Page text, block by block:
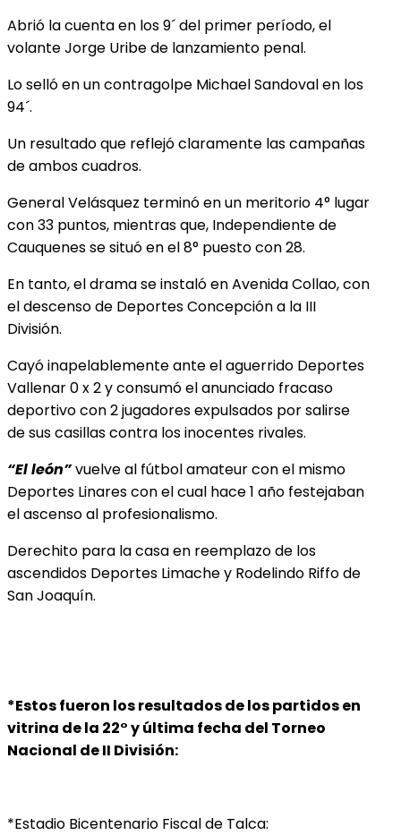
Abrió la cuenta en los 9´ del primer período, el
volante Jorge Uribe de lanzamiento penal.
Lo selló en un contragolpe Michael Sandoval en los
94´.
Un resultado que reflejó claramente las campañas
de ambos cuadros.
General Velásquez terminó en un meritorio 4° lugar
con 33 puntos, mientras que, Independiente de
Cauquenes se situó en el 8° puesto con 28.
En tanto, el drama se instaló en Avenida Collao, con
el descenso de Deportes Concepción a la III
División.
Cayó inapelablemente ante el aguerrido Deportes
Vallenar 0 x 2 y consumó el anunciado fracaso
deportivo con 2 jugadores expulsados por salirse
de sus casillas contra los inocentes rivales.
“El león”vuelve al fútbol amateur con el mismo
Deportes Linares con el cual hace 1 año festejaban
el ascenso al profesionalismo.
Derechito para la casa en reemplazo de los
ascendidos Deportes Limache y Rodelindo Riffo de
San Joaquín.
*Estos fueron los resultados de los partidos en
vitrina de la 22° y última fecha del Torneo
Nacional de II División:
*Estadio Bicentenario Fiscal de Talca: